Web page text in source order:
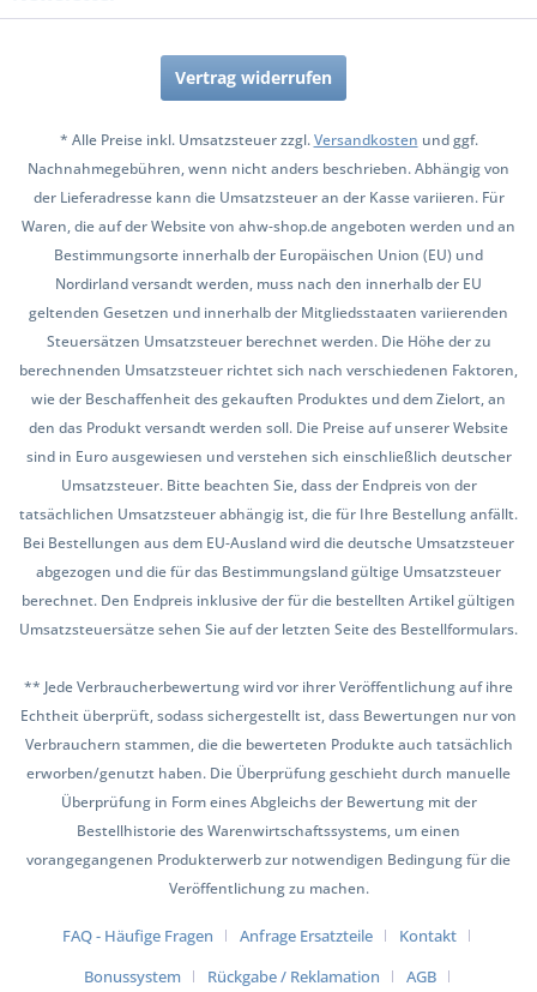
Vertrag widerrufen
* Alle Preise inkl. Umsatzsteuer zzgl.Versandkosten und ggf.
Nachnahmegebühren, wenn nicht anders beschrieben. Abhängig von
der Lieferadresse kann die Umsatzsteuer an der Kasse variieren. Für
Waren, die auf der Website von ahw-shop.de angeboten werden und an
Bestimmungsorte innerhalb der Europäischen Union (EU) und
Nordirland versandt werden, muss nach den innerhalb der EU
geltenden Gesetzen und innerhalb der Mitgliedsstaaten variierenden
Steuersätzen Umsatzsteuer berechnet werden. Die Höhe der zu
berechnenden Umsatzsteuer richtet sich nach verschiedenen Faktoren,
wie der Beschaffenheit des gekauften Produktes und dem Zielort, an
den das Produkt versandt werden soll. Die Preise auf unserer Website
sind in Euro ausgewiesen und verstehen sich einschließlich deutscher
Umsatzsteuer. Bitte beachten Sie, dass der Endpreis von der
tatsächlichen Umsatzsteuer abhängig ist, die für Ihre Bestellung anfällt.
Bei Bestellungen aus dem EU-Ausland wird die deutsche Umsatzsteuer
abgezogen und die für das Bestimmungsland gültige Umsatzsteuer
berechnet. Den Endpreis inklusive der für die bestellten Artikel gültigen
Umsatzsteuersätze sehen Sie auf der letzten Seite des Bestellformulars.
** Jede Verbraucherbewertung wird vor ihrer Veröffentlichung auf ihre
Echtheit überprüft, sodass sichergestellt ist, dass Bewertungen nur von
Verbrauchern stammen, die die bewerteten Produkte auch tatsächlich
erworben/genutzt haben. Die Überprüfung geschieht durch manuelle
Überprüfung in Form eines Abgleichs der Bewertung mit der
Bestellhistorie des Warenwirtschaftssystems, um einen
vorangegangenen Produkterwerb zur notwendigen Bedingung für die
Veröffentlichung zu machen.
FAQ - Häufige Fragen Anfrage Ersatzteile
Kontakt
Bonussystem
Rückgabe / Reklamation AGB